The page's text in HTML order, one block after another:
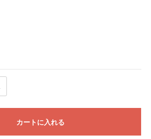
カートに入れる